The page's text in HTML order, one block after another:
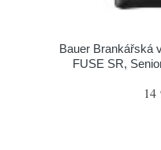
Bauer Brankářská
FUSE SR,